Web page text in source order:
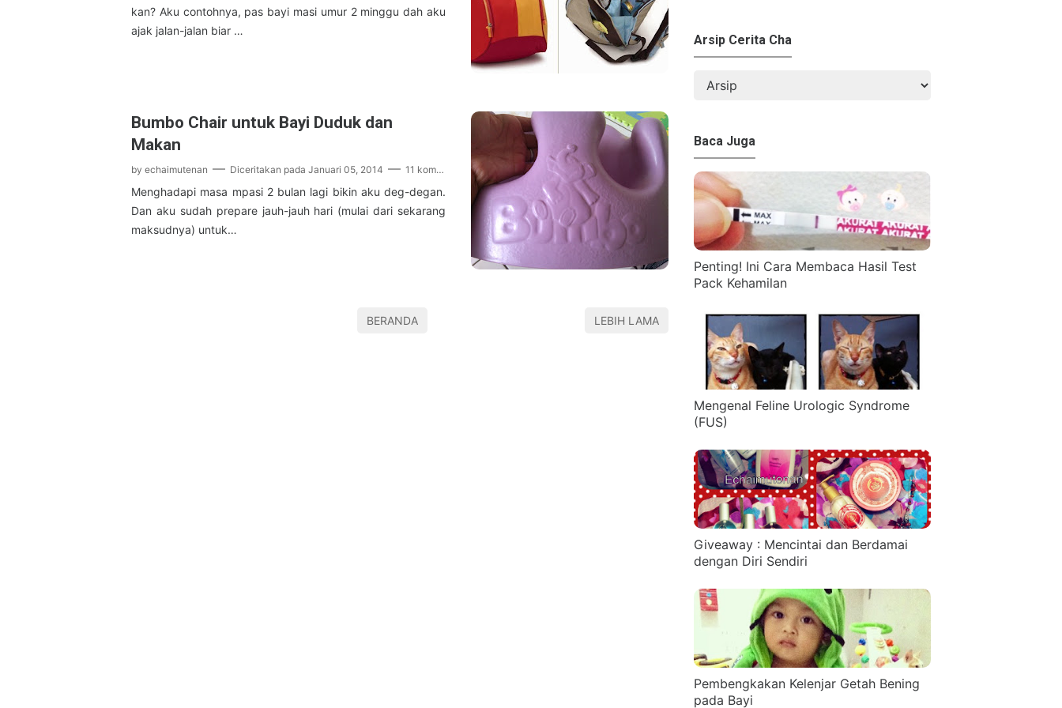
kan? Aku contohnya, pas bayi masi umur 2 minggu dah aku
ajak jalan-jalan biar …
Bumbo Chair untuk Bayi Duduk dan
Makan
by echaimutenan Diceritakan pada Januari 05, 2014 11 komentar
Menghadapi masa mpasi 2 bulan lagi bikin aku deg-degan.
Dan aku sudah prepare jauh-jauh hari (mulai dari sekarang
maksudnya) untuk…
BERANDA LEBIH LAMA
Arsip Cerita Cha
Baca Juga
Penting! Ini Cara Membaca Hasil Test
Pack Kehamilan
Mengenal Feline Urologic Syndrome
(FUS)
Giveaway : Mencintai dan Berdamai
dengan Diri Sendiri
Pembengkakan Kelenjar Getah Bening
pada Bayi